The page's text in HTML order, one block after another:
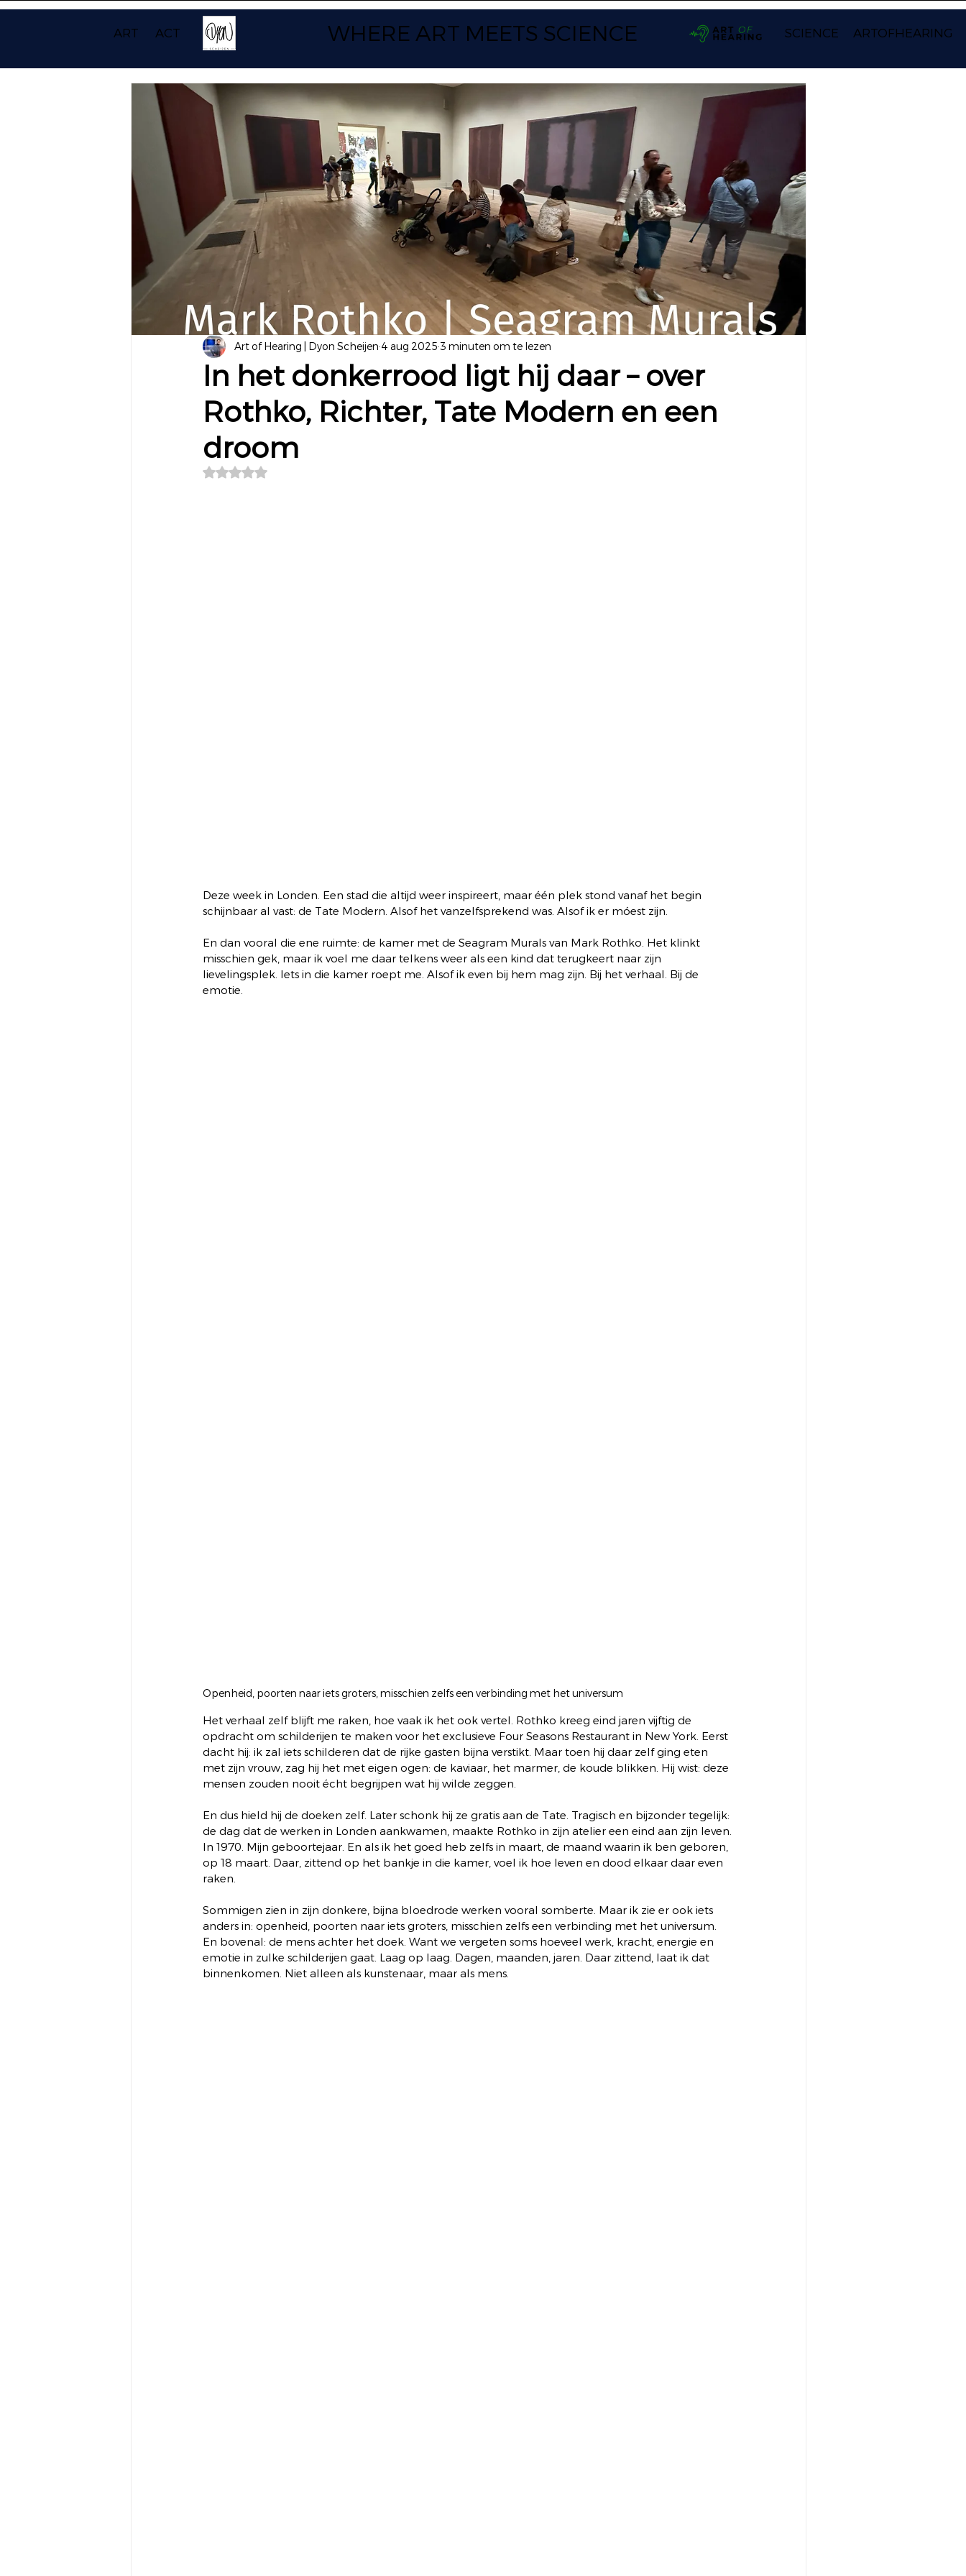
ART ACT WHERE ART MEETS SCIENCE SCIENCE ARTOFHEARING
In het donkerrood ligt hij daar – over
Rothko, Richter, Tate Modern en een
droom
Art of Hearing | Dyon Scheijen 4 aug 2025 3 minuten om te lezen
Beoordeeld met NaN uit 5 sterren.
Deze week in Londen. Een stad die altijd weer inspireert, maar één plek stond vanaf het begin
schijnbaar al vast: de Tate Modern. Alsof het vanzelfsprekend was. Alsof ik er móest zijn.
En dan vooral die ene ruimte: de kamer met de Seagram Murals van Mark Rothko. Het klinkt
misschien gek, maar ik voel me daar telkens weer als een kind dat terugkeert naar zijn
lievelingsplek. Iets in die kamer roept me. Alsof ik even bij hem mag zijn. Bij het verhaal. Bij de
emotie.
Openheid, poorten naar iets groters, misschien zelfs een verbinding met het universum
Het verhaal zelf blijft me raken, hoe vaak ik het ook vertel. Rothko kreeg eind jaren vijftig de
opdracht om schilderijen te maken voor het exclusieve Four Seasons Restaurant in New York. Eerst
dacht hij: ik zal iets schilderen dat de rijke gasten bijna verstikt. Maar toen hij daar zelf ging eten
met zijn vrouw, zag hij het met eigen ogen: de kaviaar, het marmer, de koude blikken. Hij wist: deze
mensen zouden nooit écht begrijpen wat hij wilde zeggen.
En dus hield hij de doeken zelf. Later schonk hij ze gratis aan de Tate. Tragisch en bijzonder tegelijk:
de dag dat de werken in Londen aankwamen, maakte Rothko in zijn atelier een eind aan zijn leven.
In 1970. Mijn geboortejaar. En als ik het goed heb zelfs in maart, de maand waarin ik ben geboren,
op 18 maart. Daar, zittend op het bankje in die kamer, voel ik hoe leven en dood elkaar daar even
raken.
Sommigen zien in zijn donkere, bijna bloedrode werken vooral somberte. Maar ik zie er ook iets
anders in: openheid, poorten naar iets groters, misschien zelfs een verbinding met het universum.
En bovenal: de mens achter het doek. Want we vergeten soms hoeveel werk, kracht, energie en
emotie in zulke schilderijen gaat. Laag op laag. Dagen, maanden, jaren. Daar zittend, laat ik dat
binnenkomen. Niet alleen als kunstenaar, maar als mens.